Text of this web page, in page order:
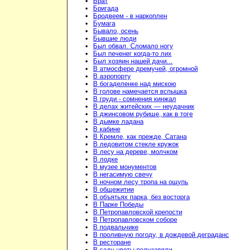
Бригада
Бродвеем - в наркоплен
Бумага
Бывало, осень
Бывшие люди
Был обвал. Сломало ногу
Был печенег когда-то лих
Был хозяин нашей дачи...
В атмосфере дремучей, огромной
В аэропорту
В богаделенке над мискою
В голове намечается вспышка
В груди - сомнения кинжал
В делах житейских — неудачник
В джинсовом рубище, как в тоге
В дымке ладана
В кабине
В Кремле, как прежде, Сатана
В ледовитом стекле кружок
В лесу на дереве, молчком
В лодке
В музее монументов
В негасимую свечу
В ночном лесу тропа на ощупь
В общежитии
В объятьях парка, без восторга
В Парке Победы
В Петропавловской крепости
В Петропавловском соборе
В подвальчике
В проливную погоду, в дождевой деграданс
В ресторане